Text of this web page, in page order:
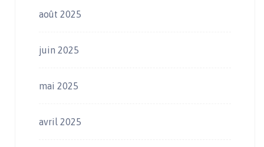
août 2025
juin 2025
mai 2025
avril 2025